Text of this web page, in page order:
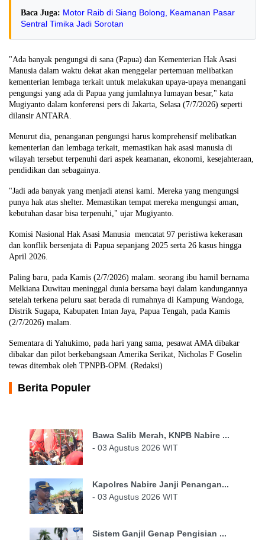
Baca Juga: Motor Raib di Siang Bolong, Keamanan Pasar
Sentral Timika Jadi Sorotan
"Ada banyak pengungsi di sana (Papua) dan Kementerian Hak Asasi
Manusia dalam waktu dekat akan menggelar pertemuan melibatkan
kementerian lembaga terkait untuk melakukan upaya-upaya menangani
pengungsi yang ada di Papua yang jumlahnya lumayan besar," kata
Mugiyanto dalam konferensi pers di Jakarta, Selasa (7/7/2026) seperti
dilansir ANTARA.
Menurut dia, penanganan pengungsi harus komprehensif melibatkan
kementerian dan lembaga terkait, memastikan hak asasi manusia di
wilayah tersebut terpenuhi dari aspek keamanan, ekonomi, kesejahteraan,
pendidikan dan sebagainya.
"Jadi ada banyak yang menjadi atensi kami. Mereka yang mengungsi
punya hak atas shelter. Memastikan tempat mereka mengungsi aman,
kebutuhan dasar bisa terpenuhi," ujar Mugiyanto.
Komisi Nasional Hak Asasi Manusia mencatat 97 peristiwa kekerasan
dan konflik bersenjata di Papua sepanjang 2025 serta 26 kasus hingga
April 2026.
Paling baru, pada Kamis (2/7/2026) malam. seorang ibu hamil bernama
Melkiana Duwitau meninggal dunia bersama bayi dalam kandungannya
setelah terkena peluru saat berada di rumahnya di Kampung Wandoga,
Distrik Sugapa, Kabupaten Intan Jaya, Papua Tengah, pada Kamis
(2/7/2026) malam.
Sementara di Yahukimo, pada hari yang sama, pesawat AMA dibakar
dibakar dan pilot berkebangsaan Amerika Serikat, Nicholas F Goselin
tewas ditembak oleh TPNPB-OPM. (Redaksi)
Berita Populer
Bawa Salib Merah, KNPB Nabire ...
- 03 Agustus 2026 WIT
Kapolres Nabire Janji Penangan...
- 03 Agustus 2026 WIT
Sistem Ganjil Genap Pengisian ...